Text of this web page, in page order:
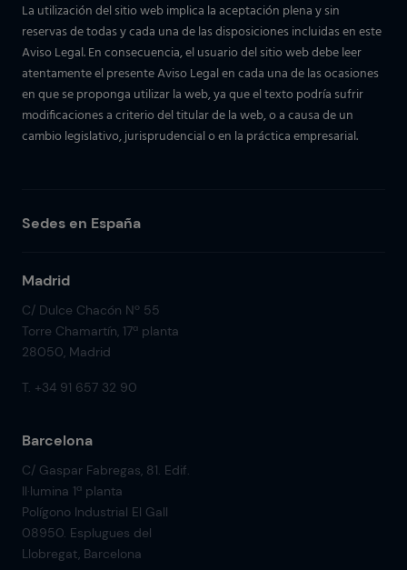
La utilización del sitio web implica la aceptación plena y sin
reservas de todas y cada una de las disposiciones incluidas en este
Aviso Legal. En consecuencia, el usuario del sitio web debe leer
atentamente el presente Aviso Legal en cada una de las ocasiones
en que se proponga utilizar la web, ya que el texto podría sufrir
modificaciones a criterio del titular de la web, o a causa de un
cambio legislativo, jurisprudencial o en la práctica empresarial.
Sedes en España
Madrid
C/ Dulce Chacón Nº 55
Torre Chamartín, 17ª planta
28050, Madrid
T. +34 91 657 32 90
Barcelona
C/ Gaspar Fabregas, 81. Edif.
Il·lumina 1ª planta
Polígono Industrial El Gall
08950. Esplugues del
Llobregat, Barcelona